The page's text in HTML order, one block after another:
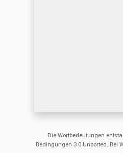
Die Wortbedeutungen
Bedingungen 3.0 Unported. Bei